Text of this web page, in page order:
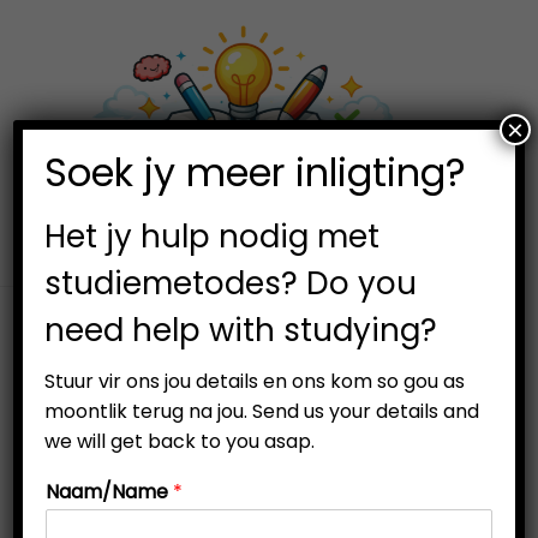
k
t
o
a
k
t
o
o
0
Soek jy meer inligting?
Het jy hulp nodig met
studiemetodes? Do you
need help with studying?
Stuur vir ons jou details en ons kom so gou as
moontlik terug na jou. Send us your details and
we will get back to you asap.
Naam/Name *
×